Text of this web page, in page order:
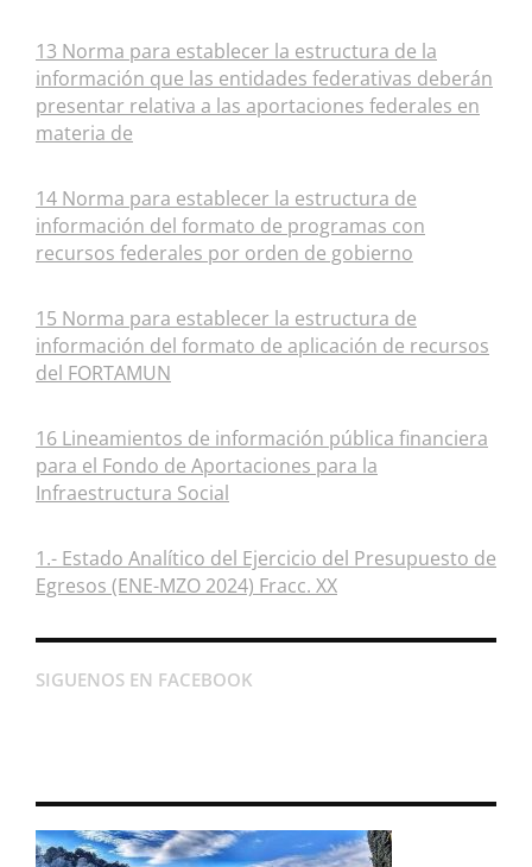
13 Norma para establecer la estructura de la
información que las entidades federativas deberán
presentar relativa a las aportaciones federales en
materia de
14 Norma para establecer la estructura de
información del formato de programas con
recursos federales por orden de gobierno
15 Norma para establecer la estructura de
información del formato de aplicación de recursos
del FORTAMUN
16 Lineamientos de información pública financiera
para el Fondo de Aportaciones para la
Infraestructura Social
1.- Estado Analítico del Ejercicio del Presupuesto de
Egresos (ENE-MZO 2024) Fracc. XX
SIGUENOS EN FACEBOOK